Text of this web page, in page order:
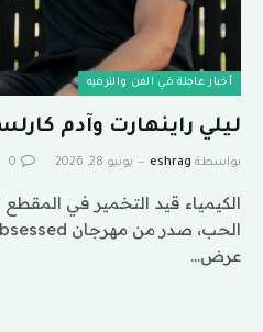
أخبار عاجلة في الفن والترفيه
ليلي راينهارت وآدم
بواسطة eshrag يونيو 28, 2026 0
الكيمياء قيد التخمير في المقطع
عرض…